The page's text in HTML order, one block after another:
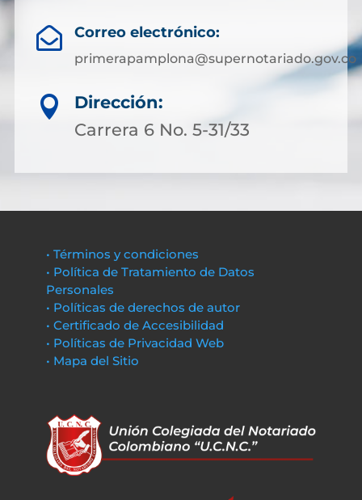
 Correo electrónico:
primerapamplona@supernotariado.gov.co

Dirección:
Carrera 6 No. 5-31/33
• Términos y condiciones
• Política de Tratamiento de Datos
Personales
• Políticas de derechos de autor
• Certificado de Accesibilidad
• Políticas de Privacidad Web
• Mapa del Sitio